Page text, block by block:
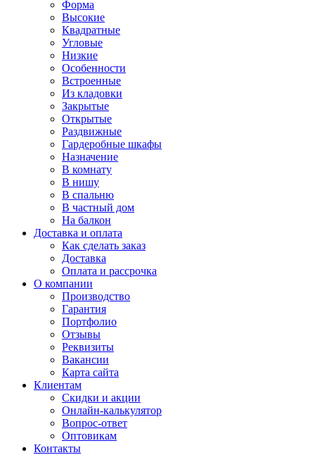
Форма
Высокие
Квадратные
Угловые
Низкие
Особенности
Встроенные
Из кладовки
Закрытые
Открытые
Раздвижные
Гардеробные шкафы
Назначение
В комнату
В нишу
В спальню
В частный дом
На балкон
Доставка и оплата
Как сделать заказ
Доставка
Оплата и рассрочка
О компании
Производство
Гарантия
Портфолио
Отзывы
Реквизиты
Вакансии
Карта сайта
Клиентам
Скидки и акции
Онлайн-калькулятор
Вопрос-ответ
Оптовикам
Контакты